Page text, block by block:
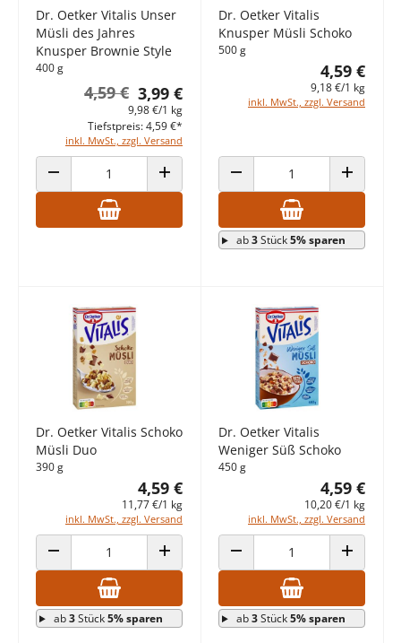
Dr. Oetker Vitalis Unser
Müsli des Jahres
Knusper Brownie Style
400 g
3,99 €
4,59 €
9,98 €/1 kg
inkl. MwSt., zzgl. Versand
Tiefstpreis: 4,59 €*
ANZAHL VERRINGERN ANZAHL ERHÖHEN
Dr. Oetker Vitalis
Knusper Müsli Schoko
500 g
4,59 €
9,18 €/1 kg
inkl. MwSt., zzgl. Versand
ANZAHL VERRINGERN ANZAHL
ab3Stück5% sparen
Dr. Oetker Vitalis Schoko
Müsli Duo
390 g
4,59 €
11,77 €/1 kg
inkl. MwSt., zzgl. Versand
ANZAHL VERRINGERN ANZAHL ERHÖHEN
ab3Stück5% sparen
Dr. Oetker Vitalis
Weniger Süß Schoko
450 g
4,59 €
10,20 €/1 kg
inkl. MwSt., zzgl. Versand
ANZAHL VERRINGERN ANZAHL
ab3Stück5% sparen